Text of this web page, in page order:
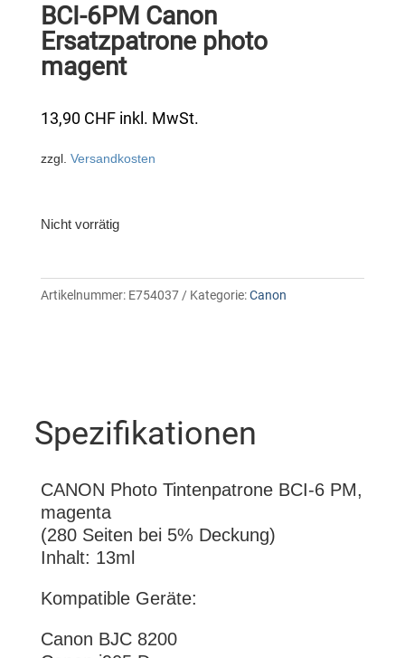
BCI-6PM Canon
Ersatzpatrone photo
magent
13,90 CHF inkl. MwSt.
zzgl. Versandkosten
Nicht vorrätig
Artikelnummer: E754037 Kategorie:Canon
Spezifikationen
CANON Photo Tintenpatrone BCI-6 PM,
magenta
(280 Seiten bei 5% Deckung)
Inhalt: 13ml
Kompatible Geräte:
Canon BJC 8200